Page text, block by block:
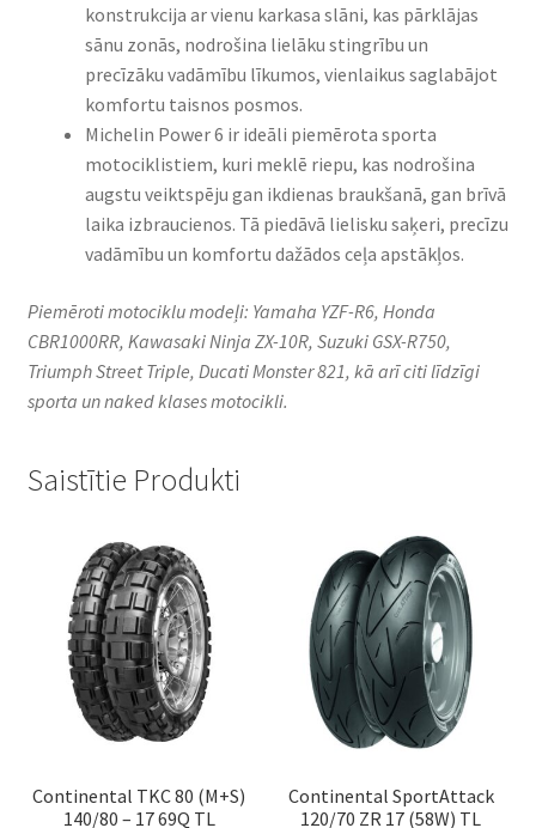
konstrukcija ar vienu karkasa slāni, kas pārklājas
sānu zonās, nodrošina lielāku stingrību un
precīzāku vadāmību līkumos, vienlaikus saglabājot
komfortu taisnos posmos.
Michelin Power 6 ir ideāli piemērota sporta
motociklistiem, kuri meklē riepu, kas nodrošina
augstu veiktspēju gan ikdienas braukšanā, gan brīvā
laika izbraucienos. Tā piedāvā lielisku saķeri, precīzu
vadāmību un komfortu dažādos ceļa apstākļos.
Piemēroti motociklu modeļi: Yamaha YZF-R6, Honda
CBR1000RR, Kawasaki Ninja ZX-10R, Suzuki GSX-R750,
Triumph Street Triple, Ducati Monster 821, kā arī citi līdzīgi
sporta un naked klases motocikli.
Saistītie Produkti
Continental TKC 80 (M+S)
140/80 – 17 69Q TL
Continental SportAttack
120/70 ZR 17 (58W) TL